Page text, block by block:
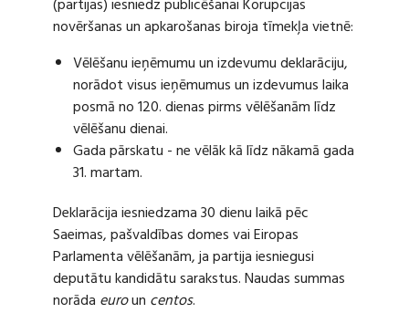
novēršanas un apkarošanas biroja tīmekļa vietnē:
Vēlēšanu ieņēmumu un izdevumu deklarāciju,
norādot visus ieņēmumus un izdevumus laika
posmā no 120. dienas pirms vēlēšanām līdz
vēlēšanu dienai.
Gada pārskatu - ne vēlāk kā līdz nākamā gada
31. martam.
Deklarācija iesniedzama 30 dienu laikā pēc
Saeimas, pašvaldības domes vai Eiropas
Parlamenta vēlēšanām, ja partija iesniegusi
deputātu kandidātu sarakstus. Naudas summas
norāda euroun centos.